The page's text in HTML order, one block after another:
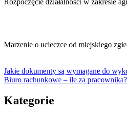
Rozpoczęcie działalności w zakresie
Marzenie o ucieczce od miejskiego
Jakie dokumenty są wymagane do
Biuro rachunkowe – ile za pracownika?
Kategorie